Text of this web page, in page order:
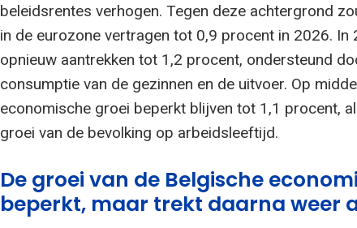
beleidsrentes verhogen. Tegen deze achtergrond
in de eurozone vertragen tot 0,9 procent in 2026. In
opnieuw aantrekken tot 1,2 procent, ondersteund
consumptie van de gezinnen en de uitvoer. Op
economische groei beperkt blijven tot 1,1 procent,
groei van de bevolking op arbeidsleeftijd.
De groei van de Belgische
beperkt, maar trekt daarna weer